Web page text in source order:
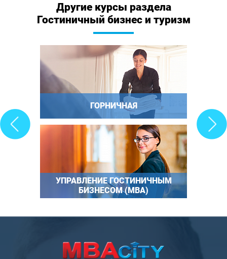
Другие курсы раздела
Гостиничный бизнес и туризм
ГОРНИЧНАЯ
УПРАВЛЕНИЕ ГОСТИНИЧНЫМ
БИЗНЕСОМ (MBA)